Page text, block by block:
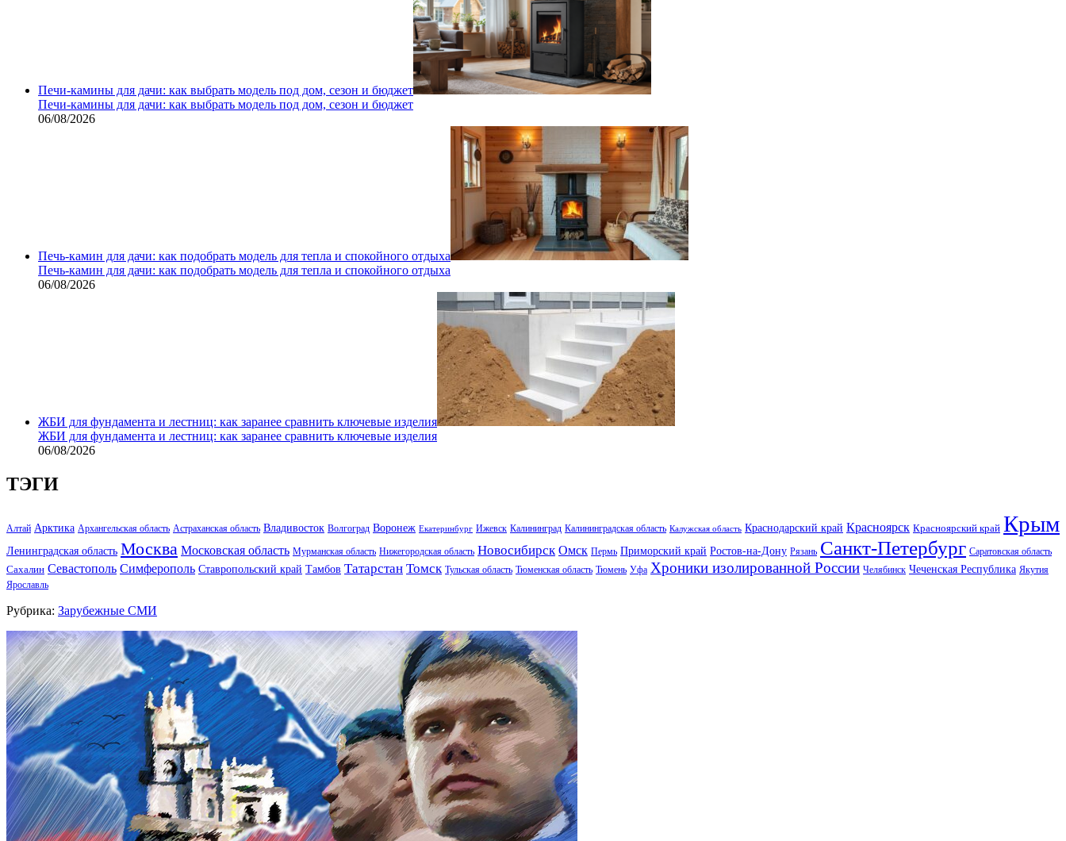
Печи-камины для дачи: как выбрать модель под дом, сезон и бюджет
Печи-камины для дачи: как выбрать модель под дом, сезон и бюджет
06/08/2026
Печь-камин для дачи: как подобрать модель для тепла и спокойного отдыха
Печь-камин для дачи: как подобрать модель для тепла и спокойного отдыха
06/08/2026
ЖБИ для фундамента и лестниц: как заранее сравнить ключевые изделия
ЖБИ для фундамента и лестниц: как заранее сравнить ключевые изделия
06/08/2026
ТЭГИ
Алтай Арктика Архангельская область Астраханская область Владивосток Волгоград Воронеж Екатеринбург Ижевск Калининград Калининградская область Калужская область Краснодарский край Красноярск Красноярский край Крым
Ленинградская область Москва Московская область Мурманская область Нижегородская область Новосибирск Омск Пермь Приморский край Ростов-на-Дону Рязань Санкт-Петербург Саратовская область
Сахалин Севастополь Симферополь Ставропольский край Тамбов Татарстан Томск Тульская область Тюменская область Тюмень Уфа Хроники изолированной России Челябинск Чеченская Республика Якутия
Ярославль
Рубрика: Зарубежные СМИ